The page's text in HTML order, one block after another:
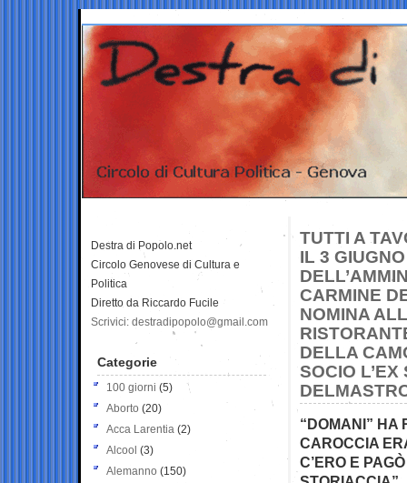
TUTTI A
IL 3
CARMINE
NOMINA
DELLA
SOCIO
“DOMANI” HA
CAROCCIA
C’ERO E
Destra di Popolo.net
Circolo Genovese di Cultura e
Politica
Diretto da Riccardo Fucile
Scrivici: destradipopolo@gmail.com
Categorie
100 giorni (5)
Aborto (20)
Acca Larentia (2)
Alcool (3)
Alemanno (150)